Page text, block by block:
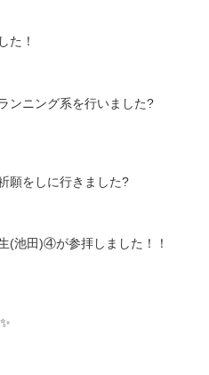
た！
ンニング系を行いました?
願をしに行きました?
(池田)④が参拝しました！！
✨